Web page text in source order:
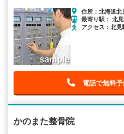
住所：北海道
最寄り駅： 北
アクセス：北
電話で無料
かのまた整骨院